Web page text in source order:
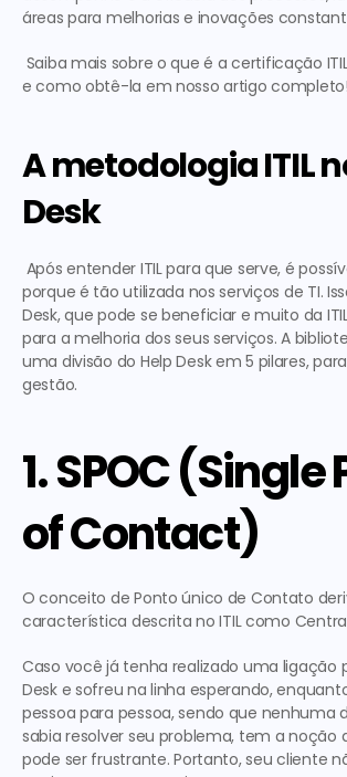
áreas para melhorias e inovações
Saiba mais sobre o que é a certificação
e como obtê-la em nosso artigo completo!
A metodologia ITIL
Desk
porque é tão utilizada nos serviços de TI.
Desk, que pode se beneficiar e muito da
para a melhoria dos seus serviços. A
uma divisão do Help Desk em 5 pilares,
gestão.
1. SPOC (Single
of Contact)
O conceito de Ponto único de Contato
característica descrita no ITIL como
Caso você já tenha realizado uma ligação
Desk e sofreu na linha esperando,
pessoa para pessoa, sendo que nenhuma
sabia resolver seu problema, tem a noção
pode ser frustrante. Portanto, seu cliente